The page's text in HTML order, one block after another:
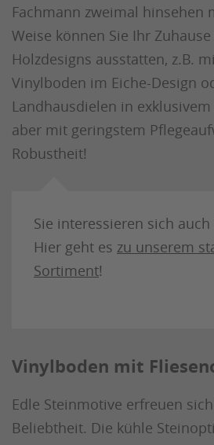
Fachmann zweimal hinsehen
Weise können Sie Ihr
Holzdesigns ausstatten, z.B.
Vinylboden im Eiche-Design
Landhausdielen in
aber mit geringstem
Robustheit!
Sie interessieren sich auch
Hier geht es zu unserem
Sortiment!
Vinylboden mit
Edle Steinmotive erfreuen
Beliebtheit. Die kühle